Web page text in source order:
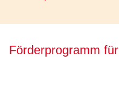
Förderprogramm